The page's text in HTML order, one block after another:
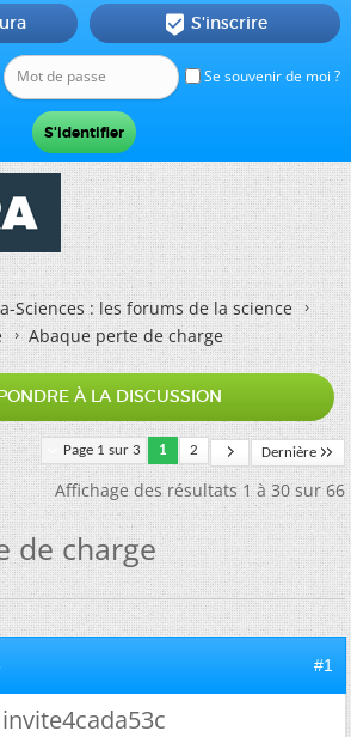
Se souvenir de moi ?
 S'inscrire
Sciences : les forums de la science
Abaque perte de charge
À LA DISCUSSION
Page 1 sur 3 1 2 Dernière
Affichage des résultats 1 à 30 sur 66
de charge
#1
invite4cada53c